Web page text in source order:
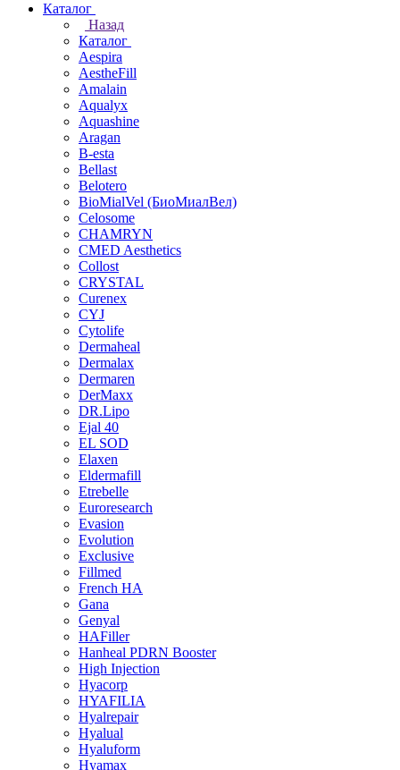
Каталог
Назад
Каталог
Aespira
AestheFill
Amalain
Aqualyx
Aquashine
Aragan
B-esta
Bellast
Belotero
BioMialVel (БиоМиалВел)
Celosome
CHAMRYN
CMED Aesthetics
Collost
CRYSTAL
Curenex
CYJ
Cytolife
Dermaheal
Dermalax
Dermaren
DerMaxx
DR.Lipo
Ejal 40
EL SOD
Elaxen
Eldermafill
Etrebelle
Euroresearch
Evasion
Evolution
Exclusive
Fillmed
French HA
Gana
Genyal
HAFiller
Hanheal PDRN Booster
High Injection
Hyacorp
HYAFILIA
Hyalrepair
Hyalual
Hyaluform
Hyamax